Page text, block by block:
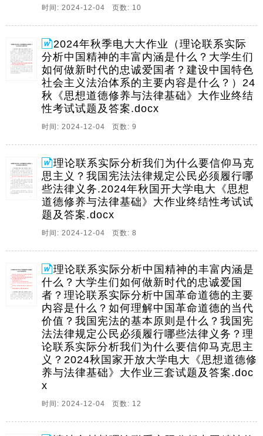
料分析题,本题共1小题,每小题80分,共80分,巴黎奥运会
3、12424秋国家开放大学电大思想道德修养与法律基础
大秋国家开放大学电大思想道德修养与法律基础大作业
终结性考试试题及答案作业终结性考试试题及答案一,材
料分析题,本题共1小题,每小题80分,共80分,党的二十大
报告指出,马克思主义是我们立党立国。
4、122020244秋国家开放大学电大思想道德修养与法律
基础秋国家开放大学电大思想道德修养与法律基础大作
论联系实际分析中国精神的丰富内涵是什么。
5、122020244秋国家开放大学电大思想道德修养与法律
基础秋国家开放大学电大思想道德修养与法律基础大作
业三套试题及答案大作业三套试题及答案建设中国特色
社会主义法治体系的主要内容是什么建设中国特色社会
主义法治体系的主要内容是什么,请结合材料。
基础秋国家开放大学电大思想道德修养与法律基础大作
业终结性考试试题及答案大作业终结性考试试题及答案
一,材料分析题,本题共1小题,每小题80分,共80分,党的二
十大报告指出,马克思主义是我们。
时间: 2024-12-04 页数: 10
2024年秋季电大大作业（理论联系实际
分析中国精神的丰富内涵是什么？大学生们
如何做新时代的忠诚爱国者？建设中国特色
社会主义法治体系的主要内容是什么？）24
秋《思想道德修养与法律基础》大作业终结
性考试试题及答案.docx
时间: 2024-12-04 页数: 9
理论联系实际分析我们为什么要信仰马克
思主义？我国宪法法律规定公民必须履行哪
些法律义务.2024年秋国开大学电大《思想
道德修养与法律基础》大作业终结性考试试
题及答案.docx
时间: 2024-12-04 页数: 8
理论联系实际分析中国精神的丰富内涵是
什么？大学生们如何做新时代的忠诚爱国
者？理论联系实际分析中国革命道德的主要
内容是什么？如何理解中国革命道德的当代
价值？我国宪法的基本原则是什么？我国宪
法法律规定公民必须履行哪些法律义务？理
论联系实际分析我们为什么要信仰马克思主
义？2024秋国家开放大学电大《思想道德修
养与法律基础》大作业三套试题及答案.doc
x
时间: 2024-12-04 页数: 12